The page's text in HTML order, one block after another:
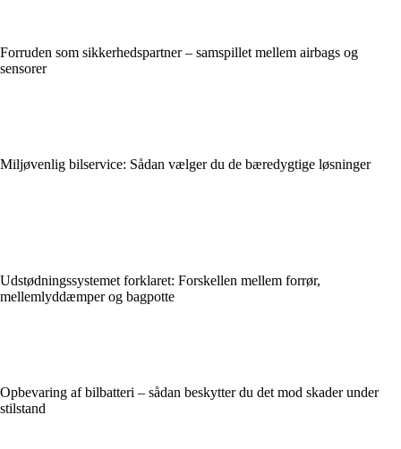
Forruden som sikkerhedspartner – samspillet mellem airbags og
sensorer
Miljøvenlig bilservice: Sådan vælger du de bæredygtige løsninger
Udstødningssystemet forklaret: Forskellen mellem forrør,
mellemlyddæmper og bagpotte
Opbevaring af bilbatteri – sådan beskytter du det mod skader under
stilstand